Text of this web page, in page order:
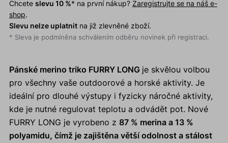
Chcete slevu 10 %* na první nákup? Zaregistrujte se na náš e-
shop.
Slevu nelze uplatnitna již zlevněné zboží.
* Sleva je podmíněna schválením odběru novinek při registraci.
Pánské merino triko FURRY LONG je skvělou volbou
pro všechny vaše outdoorové a horské aktivity. Je
ideální pro dlouhé výstupy i fyzicky náročné aktivity,
kde je nutné regulovat teplotu a odvádět pot. Nové
FURRY LONG je vyrobeno z 87 % merina a 13 %
polyamidu, čímž je zajištěna větší odolnost a stálost